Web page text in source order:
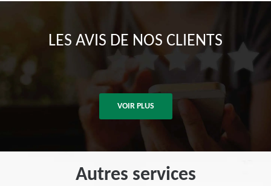
LES AVIS DE NOS CLIENTS
VOIR PLUS
Autres services